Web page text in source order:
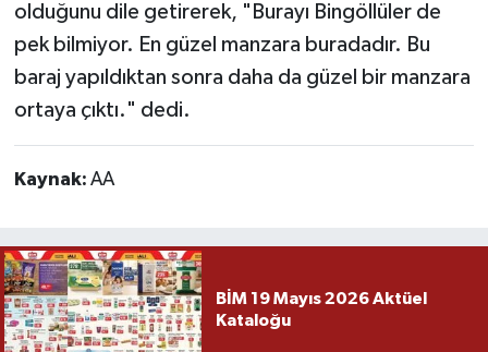
olduğunu dile getirerek, "Burayı Bingöllüler de
pek bilmiyor. En güzel manzara buradadır. Bu
baraj yapıldıktan sonra daha da güzel bir manzara
ortaya çıktı." dedi.
Kaynak: AA
BİM 19 Mayıs 2026 Aktüel
Kataloğu